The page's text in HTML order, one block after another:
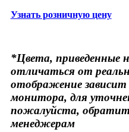
Узнать розничную цену
*Цвета, приведенные
отличаться от
отображение
монитора, для
пожалуйста,
менеджерам